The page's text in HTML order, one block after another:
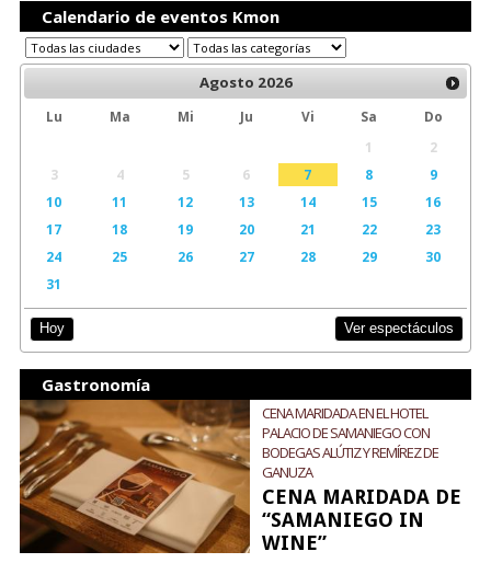
Calendario de eventos Kmon
Agosto 2026
Lu Ma Mi Ju Vi Sa
Do
1
2
3
4 5 6 7 8
9
10
11 12 13 14 15
16
17
18 19 20 21 22
23
24
25 26 27 28 29
30
31
Hoy Ver espectáculos
Gastronomía
CENA MARIDADA EN EL HOTEL
PALACIO DE SAMANIEGO CON
BODEGAS ALÚTIZ Y REMÍREZ DE
GANUZA
CENA MARIDADA DE
“SAMANIEGO IN
WINE”